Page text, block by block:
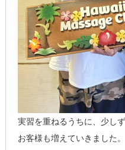
実習を重ねるうちに、少し
お客様も増えていきました。